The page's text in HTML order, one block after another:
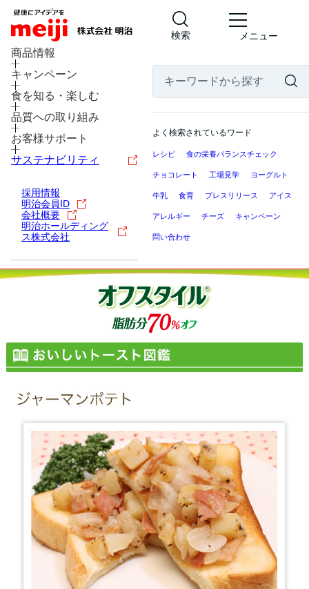
検索 メニュー
商品情報
キャンペーン
食を知る・楽しむ
品質への取り組み
お客様サポート
サステナビリティ
採用情報
明治会員ID
会社概要
明治ホールディング
ス株式会社
よく検索されているワード
レシピ 食の栄養バランスチェック
チョコレート 工場見学 ヨーグルト
牛乳 食育 プレスリリース アイス
アレルギー チーズ キャンペーン
問い合わせ